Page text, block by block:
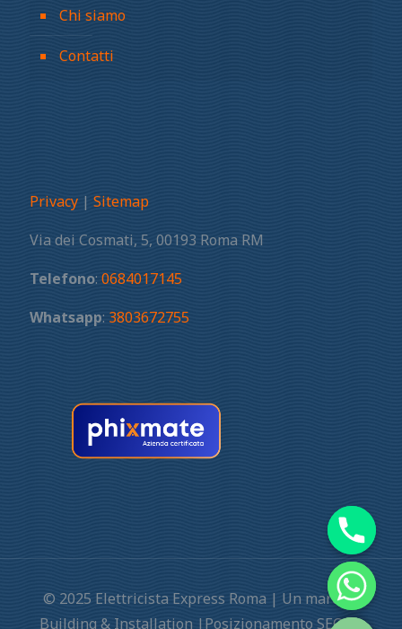
Chi siamo
Contatti
Privacy | Sitemap
Via dei Cosmati, 5, 00193 Roma RM
Telefono: 0684017145
Whatsapp: 3803672755
© 2025 Elettricista Express Roma | Un marchio
Building & Installation |Posizionamento SEO by